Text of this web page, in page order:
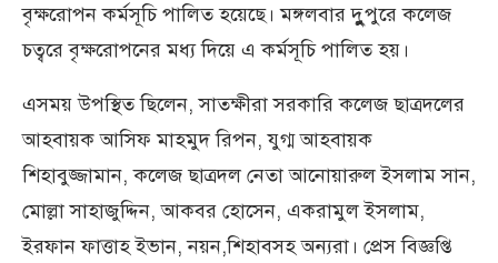
বৃক্ষরোপন কর্মসূচি পালিত হয়েছে। মঙ্গলবার দুুুপুরে কলেজ
চত্বরে বৃক্ষরোপনের মধ্য দিয়ে এ কর্মসূচি পালিত হয়।
এসময় উপস্থিত ছিলেন, সাতক্ষীরা সরকারি কলেজ ছাত্রদলের
আহবায়ক আসিফ মাহমুদ রিপন, যুগ্ম আহবায়ক
শিহাবুজ্জামান, কলেজ ছাত্রদল নেতা আনোয়ারুল ইসলাম সান,
মোল্লা সাহাজুদ্দিন, আকবর হোসেন, একরামুল ইসলাম,
ইরফান ফাত্তাহ ইভান, নয়ন,শিহাবসহ অন্যরা। প্রেস বিজ্ঞপ্তি